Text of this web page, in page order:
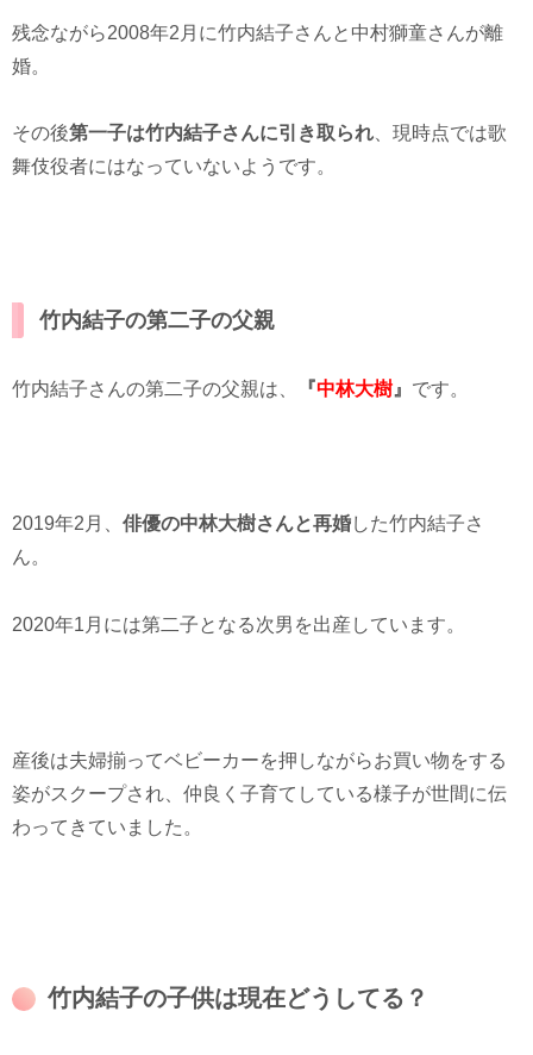
残念ながら2008年2月に竹内結子さんと中村獅童さんが離
婚。
その後第一子は竹内結子さんに引き取られ、現時点では歌
舞伎役者にはなっていないようです。
竹内結子の第二子の父親
竹内結子さんの第二子の父親は、 『中林大樹 』 です。
2019年2月、 俳優の中林大樹さんと再婚した竹内結子さ
ん。
2020年1月には第二子となる次男を出産しています。
産後は夫婦揃ってベビーカーを押しながらお買い物をする
姿がスクープされ、仲良く子育てしている様子が世間に伝
わってきていました。
竹内結子の子供は現在どうしてる？